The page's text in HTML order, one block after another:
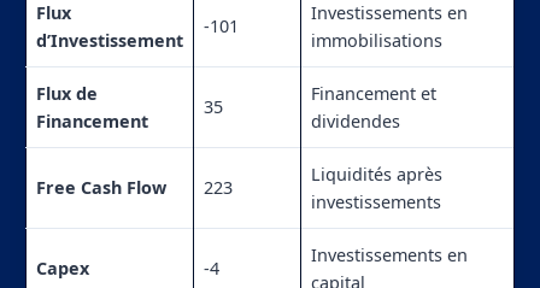
Flux
d’Investissement
-101
Investissements en
immobilisations
Flux de
Financement
35
Financement et
dividendes
Free Cash Flow 223
Liquidités après
investissements
Capex -4
Investissements en
capital